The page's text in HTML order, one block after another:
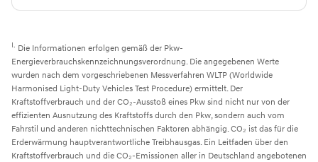
I. Die Informationen erfolgen gemäß der Pkw-
Energieverbrauchskennzeichnungsverordnung. Die angegebenen Werte
wurden nach dem vorgeschriebenen Messverfahren WLTP (Worldwide
Harmonised Light-Duty Vehicles Test Procedure) ermittelt. Der
Kraftstoffverbrauch und der CO₂-Ausstoß eines Pkw sind nicht nur von der
effizienten Ausnutzung des Kraftstoffs durch den Pkw, sondern auch vom
Fahrstil und anderen nichttechnischen Faktoren abhängig. CO₂ ist das für die
Erderwärmung hauptverantwortliche Treibhausgas. Ein Leitfaden über den
Kraftstoffverbrauch und die CO₂-Emissionen aller in Deutschland angebotenen